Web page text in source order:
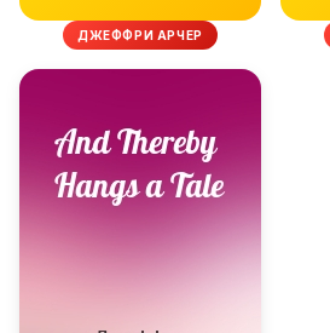
ДЖЕФФРИ АРЧЕР